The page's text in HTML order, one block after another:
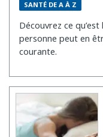
SANTÉ DE A À Z
Découvrez ce
personne peut en
courante.